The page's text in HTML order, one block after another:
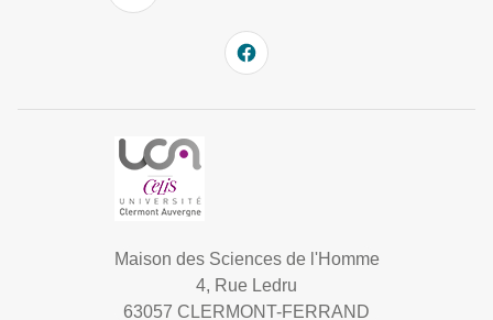
Maison des Sciences de l'Homme
4, Rue Ledru
63057 CLERMONT-FERRAND